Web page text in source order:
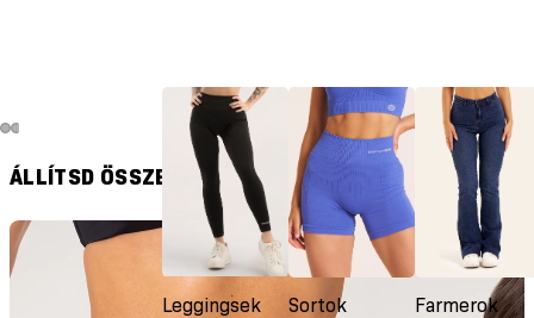
Leggingsek Sortok Farmerok
ÁLLÍTSD ÖSSZE A SZETTET